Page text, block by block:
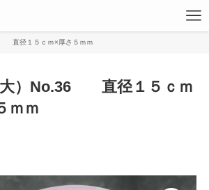
直径１５ｃｍ×厚さ５ｍｍ
大）No.36 直径１５ｃｍ
ｍｍ